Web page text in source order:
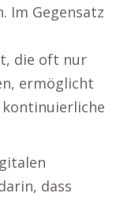
Im Gegensatz
die oft nur
ermöglicht
dass